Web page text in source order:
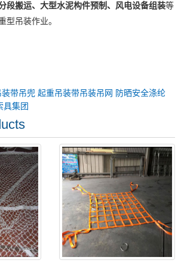
段搬运、大型水泥构件预制、风电设备组装等
型吊装作业。
带吊兜 起重吊装带吊装吊网 防晒安全涤纶
具集团